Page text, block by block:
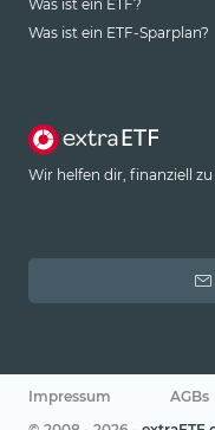
Was ist ein ETF?
Was ist ein ETF-Sparplan?
Wir helfen dir, finanziell
Impressum AGBs